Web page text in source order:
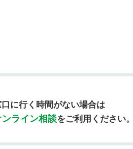
口に行く時間がない場合は
ンライン相談をご利用ください。